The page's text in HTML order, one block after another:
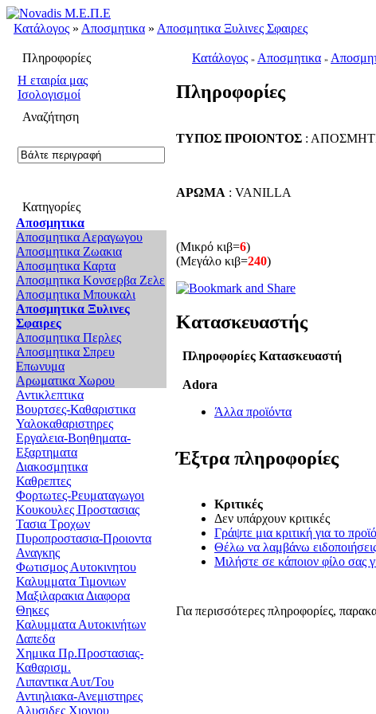
Κατάλογος » Αποσμητικα » Αποσμητικα Ξυλινες Σφαιρες
Πληροφορίες
H εταιρία μας
Ισολογισμοί
Αναζήτηση
Κατηγορίες
Αποσμητικα
Αποσμητικα Αεραγωγου
Αποσμητικα Ζωακια
Αποσμητικα Καρτα
Αποσμητικα Κονσερβα Ζελε
Αποσμητικα Μπουκαλι
Αποσμητικα Ξυλινες
Σφαιρες
Αποσμητικα Περλες
Αποσμητικα Σπρευ
Επωνυμα
Αρωματικα Χωρου
Αντικλεπτικα
Βουρτσες-Καθαριστικα
Υαλοκαθαριστηρες
Εργαλεια-Βοηθηματα-
Εξαρτηματα
Διακοσμητικα
Καθρεπτες
Φορτωτες-Ρευματαγωγοι
Κουκουλες Προστασιας
Τασια Τροχων
Πυροπροστασια-Προιοντα
Αναγκης
Φωτισμος Αυτοκινητου
Καλυμματα Τιμονιων
Μαξιλαρακια Διαφορα
Θηκες
Καλυμματα Αυτοκινήτων
Δαπεδα
Χημικα Πρ.Προστασιας-
Καθαρισμ.
Λιπαντικα Αυτ/Του
Αντιηλιακα-Ανεμιστηρες
Αλυσιδες Χιονιου
Κατάλογος » Αποσμητικα »
Πληροφορίες
ΤΥΠΟΣ ΠΡΟΙΟΝΤΟΣ :
ΑΡΩΜΑ : VANILLA
(Μικρό κιβ=6)
(Μεγάλο κιβ=240)
Κατασκευαστής
Πληροφορίες Κατασκευαστή
Adora
Άλλα προϊόντα
Έξτρα πληροφορίες
Κριτικές
Δεν υπάρχουν κριτικές
Γράψτε μια κριτική για το
Θέλω να λαμβάνω
Μιλήστε σε κάποιον φίλο σας
Για περισσότερες πληροφορίες,